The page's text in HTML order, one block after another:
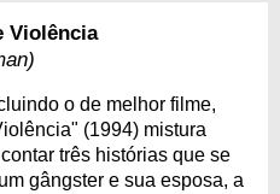
Violência
o de melhor filme,
(1994) mistura
três histórias que se
gângster e sua esposa, a